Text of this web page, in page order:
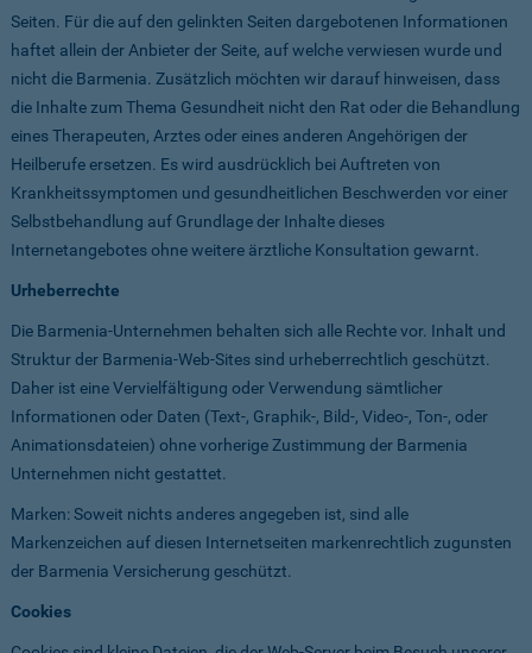
Seiten. Für die auf den gelinkten Seiten dargebotenen Informationen
haftet allein der Anbieter der Seite, auf welche verwiesen wurde und
nicht die Barmenia. Zusätzlich möchten wir darauf hinweisen, dass
die Inhalte zum Thema Gesundheit nicht den Rat oder die Behandlung
eines Therapeuten, Arztes oder eines anderen Angehörigen der
Heilberufe ersetzen. Es wird ausdrücklich bei Auftreten von
Krankheitssymptomen und gesundheitlichen Beschwerden vor einer
Selbstbehandlung auf Grundlage der Inhalte dieses
Internetangebotes ohne weitere ärztliche Konsultation gewarnt.
Urheberrechte
Die Barmenia-Unternehmen behalten sich alle Rechte vor. Inhalt und
Struktur der Barmenia-Web-Sites sind urheberrechtlich geschützt.
Daher ist eine Vervielfältigung oder Verwendung sämtlicher
Informationen oder Daten (Text-, Graphik-, Bild-, Video-, Ton-, oder
Animationsdateien) ohne vorherige Zustimmung der Barmenia
Unternehmen nicht gestattet.
Marken: Soweit nichts anderes angegeben ist, sind alle
Markenzeichen auf diesen Internetseiten markenrechtlich zugunsten
der Barmenia Versicherung geschützt.
Cookies